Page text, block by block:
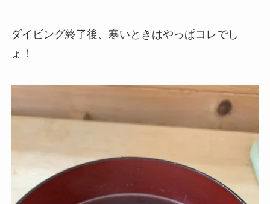
ダイビング終了後、寒いときはやっぱコレでし
ょ！